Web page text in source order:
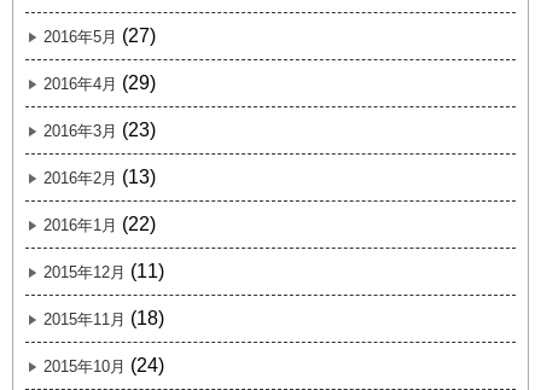
2016年5月 (27)
2016年4月 (29)
2016年3月 (23)
2016年2月 (13)
2016年1月 (22)
2015年12月 (11)
2015年11月 (18)
2015年10月 (24)